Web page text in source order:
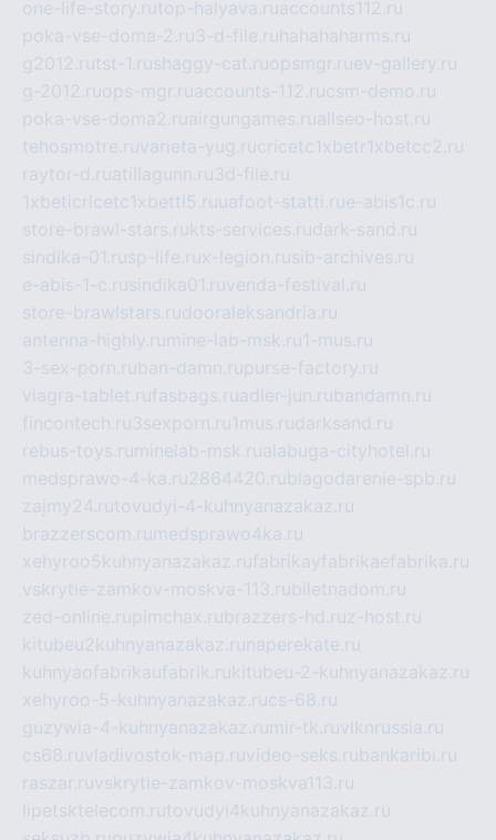
one-life-story.rutop-halyava.ruaccounts112.ru
poka-vse-doma-2.ru3-d-file.ru hahahaharms.ru
g2012.rutst-1.rushaggy-cat.ruopsmgr.ruev-gallery.ru
g-2012.ruops-mgr.ruaccounts-112.rucsm-demo.ru
poka-vse-doma2.ruairgungames.ruallseo-host.ru
tehosmotre.ruvarieta-yug.rucricetc1xbetr1xbetcc2.ru
raytor-d.ruatillagunn.ru3d-file.ru
1xbeticricetc1xbetti5.ruuafoot-statti.rue-abis1c.ru
store-brawl-stars.rukts-services.rudark-sand.ru
sindika-01.rusp-life.rux-legion.rusib-archives.ru
e-abis-1-c.rusindika01.ruvenda-festival.ru
store-brawlstars.rudooraleksandria.ru
antenna-highly.ru mine-lab-msk.ru1-mus.ru
3-sex-porn.ruban-damn.rupurse-factory.ru
viagra-tablet.rufasbags.ruadler-jun.rubandamn.ru
fincontech.ru3sexporn.ru1mus.rudarksand.ru
rebus-toys.ru minelab-msk.rualabuga-cityhotel.ru
medsprawo-4-ka.ru2864420.rublagodarenie-spb.ru
zajmy24.rutovudyi-4-kuhnyanazakaz.ru
brazzerscom.ru medsprawo4ka.ru
xehyroo5kuhnyanazakaz.rufabrikayfabrikaefabrika.ru
vskrytie-zamkov-moskva-113.rubiletnadom.ru
zed-online.rupimchax.rubrazzers-hd.ruz-host.ru
kitubeu2kuhnyanazakaz.ru naperekate.ru
kuhnyaofabrikaufabrik.rukitubeu-2-kuhnyanazakaz.ru
xehyroo-5-kuhnyanazakaz.rucs-68.ru
guzywia-4-kuhnyanazakaz.ru mir-tk.ruvlknrussia.ru
cs68.ruvladivostok-map.ruvideo-seks.rubankaribi.ru
raszar.ruvskrytie-zamkov-moskva113.ru
lipetsktelecom.rutovudyi4kuhnyanazakaz.ru